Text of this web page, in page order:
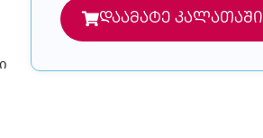
დაამატე კალათაში